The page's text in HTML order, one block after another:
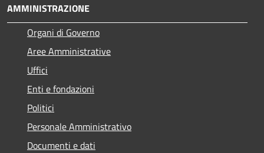
AMMINISTRAZIONE
Organi di Governo
Aree Amministrative
Uffici
Enti e fondazioni
Politici
Personale Amministrativo
Documenti e dati